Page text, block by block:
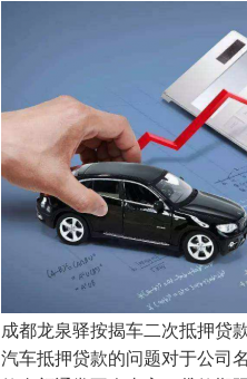
成都龙泉驿按揭车二次抵押贷
汽车抵押贷款的问题对于公司